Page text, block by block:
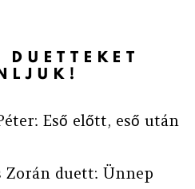
Eső előtt, eső után
Zorán duett: Ünnep